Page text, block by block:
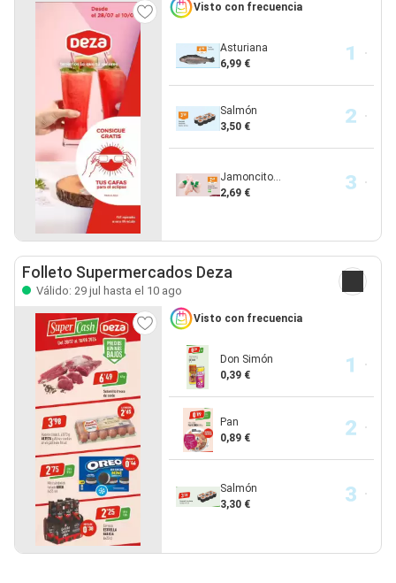
Visto con frecuencia
Asturiana
6,99 €
Salmón
3,50 €
Jamoncito...
2,69 €
Folleto Supermercados Deza
Válido: 29 jul hasta el 10 ago
Visto con frecuencia
Don Simón
0,39 €
Pan
0,89 €
Salmón
3,30 €